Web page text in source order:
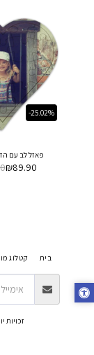
-25.02%
פאזל לב עם
₪89.90
בית קטלוג
זכויות יוצרים ©